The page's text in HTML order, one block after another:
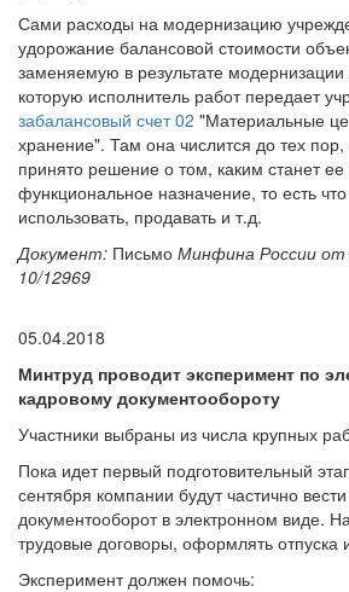
Сами расходы на модернизацию
удорожание балансовой стоимости
заменяемую в результате модернизации
которую исполнитель работ передает
забалансовый счет 02 "Материальные
хранение". Там она числится до тех пор,
принято решение о том, каким станет
функциональное назначение, то есть
использовать, продавать и т.д.
Документ: Письмо Минфина России от
10/12969
05.04.2018
Минтруд проводит эксперимент по
кадровому документообороту
Участники выбраны из числа крупных
Пока идет первый подготовительный
сентября компании будут частично
документооборот в электронном виде.
трудовые договоры, оформлять отпуска
Эксперимент должен помочь: